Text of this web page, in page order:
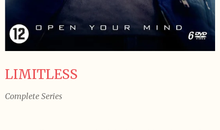
LIMITLESS
Complete Series